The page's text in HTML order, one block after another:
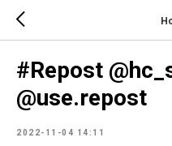
#Repost
@use.repost
2022-11-04 14:11